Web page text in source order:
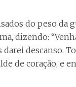
do peso da
dizendo:
darei descanso.
de coração, e